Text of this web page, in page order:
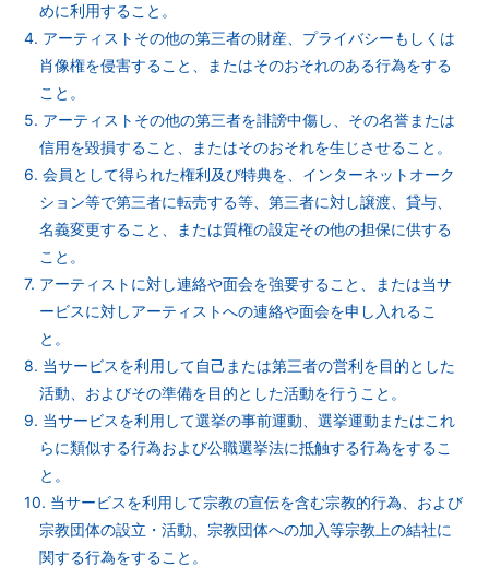
めに利用すること。
4. アーティストその他の第三者の財産、プライバシーもしくは
肖像権を侵害すること、またはそのおそれのある行為をする
こと。
5. アーティストその他の第三者を誹謗中傷し、その名誉または
信用を毀損すること、またはそのおそれを生じさせること。
6. 会員として得られた権利及び特典を、インターネットオーク
ション等で第三者に転売する等、第三者に対し譲渡、貸与、
名義変更すること、または質権の設定その他の担保に供する
こと。
7. アーティストに対し連絡や面会を強要すること、または当サ
ービスに対しアーティストへの連絡や面会を申し入れるこ
と。
8. 当サービスを利用して自己または第三者の営利を目的とした
活動、およびその準備を目的とした活動を行うこと。
9. 当サービスを利用して選挙の事前運動、選挙運動またはこれ
らに類似する行為および公職選挙法に抵触する行為をするこ
と。
10. 当サービスを利用して宗教の宣伝を含む宗教的行為、および
宗教団体の設立・活動、宗教団体への加入等宗教上の結社に
関する行為をすること。